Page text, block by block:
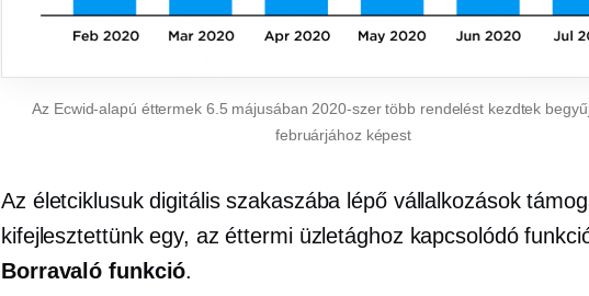
Az Ecwid-alapú éttermek 6.5 májusában 2020-szer több rendelést kezdtek
februárjához képest
Az életciklusuk digitális szakaszába lépő vállalkozások
kifejlesztettünk egy, az éttermi üzletághoz kapcsolódó
Borravaló funkció.